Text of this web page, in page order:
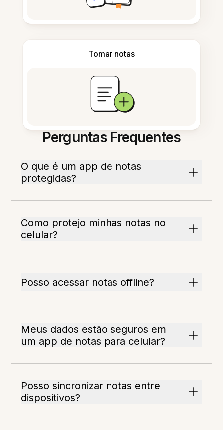
Tomar notas
Perguntas Frequentes
O que é um app de notas
protegidas?
Como protejo minhas notas no
celular?
Posso acessar notas offline?
Meus dados estão seguros em
um app de notas para celular?
Posso sincronizar notas entre
dispositivos?